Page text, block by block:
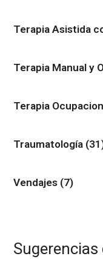
Terapia Asistida
Terapia Manual y
Terapia
Traumatología
Vendajes (7)
Sugerencias